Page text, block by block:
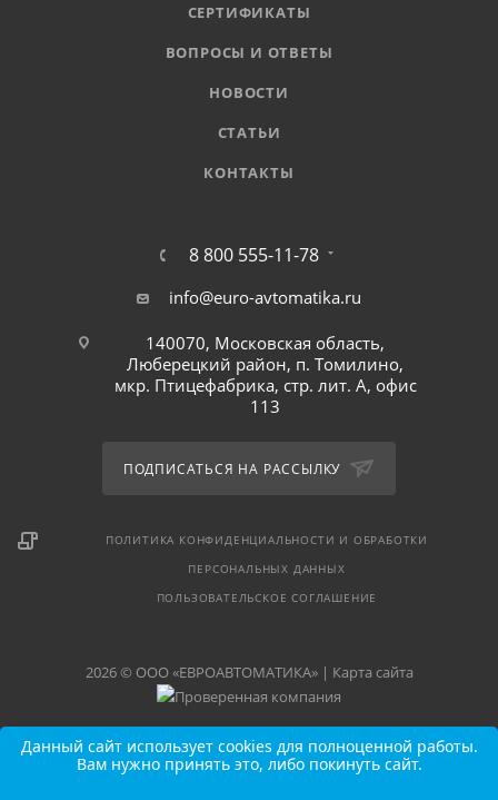
СЕРТИФИКАТЫ
ВОПРОСЫ И ОТВЕТЫ
НОВОСТИ
СТАТЬИ
КОНТАКТЫ
8 800 555-11-78
info@euro-avtomatika.ru
140070, Московская область,
Люберецкий район, п. Томилино,
мкр. Птицефабрика, стр. лит. А, офис
113
ПОДПИСАТЬСЯ НА РАССЫЛКУ
ПОЛИТИКА КОНФИДЕНЦИАЛЬНОСТИ И ОБРАБОТКИ
ПЕРСОНАЛЬНЫХ ДАННЫХ
ПОЛЬЗОВАТЕЛЬСКОЕ СОГЛАШЕНИЕ
2026 © ООО «ЕВРОАВТОМАТИКА» | Карта сайта
Данный сайт использует cookies для полноценной работы.
Вам нужно принять это, либо покинуть сайт.